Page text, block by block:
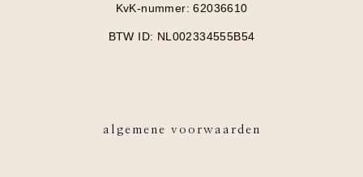
KvK-nummer: 62036610
BTW ID: NL002334555B54
algemene voorwaarden